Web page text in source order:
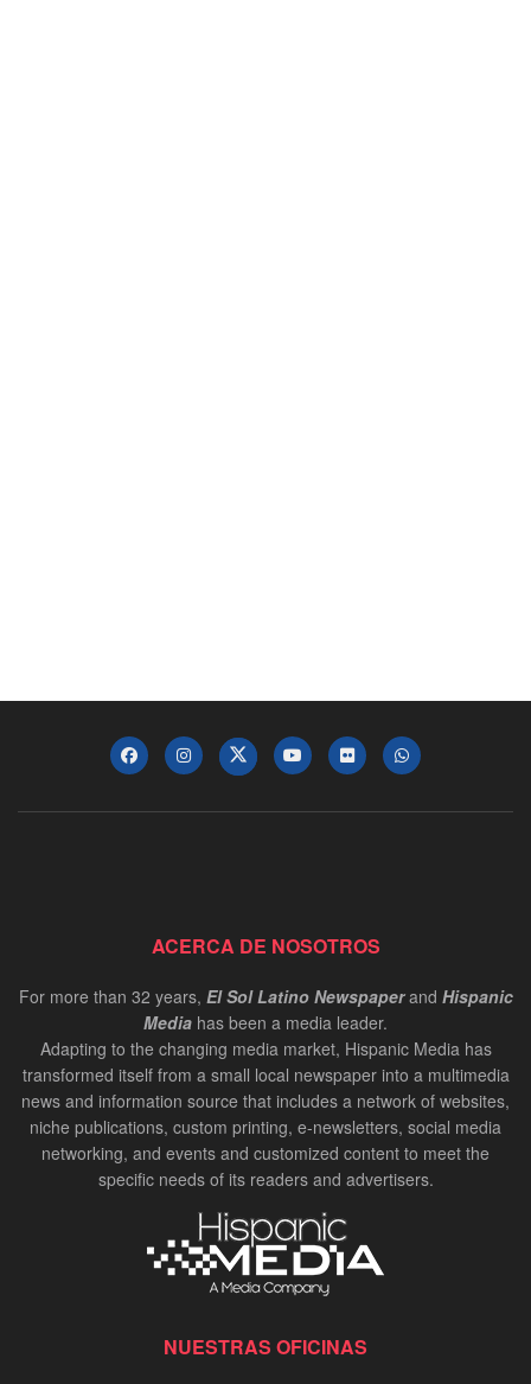
ACERCA DE NOSOTROS
For more than 32 years, El Sol Latino Newspaperand Hispanic
Media has been a media leader.
Adapting to the changing media market, Hispanic Media has
transformed itself from a small local newspaper into a multimedia
news and information source that includes a network of websites,
niche publications, custom printing, e-newsletters, social media
networking, and events and customized content to meet the
specific needs of its readers and advertisers.
NUESTRAS OFICINAS